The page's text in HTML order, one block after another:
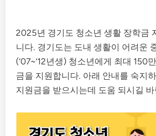
2025년 경기도 청소년 생활 장학금
니다. 경기도는 도내 생활이 어려운
(’07~’12년생) 청소년에게 최대 150
금을 지원합니다. 아래 안내를 숙지
지원금을 받으시는데 도움 되시길